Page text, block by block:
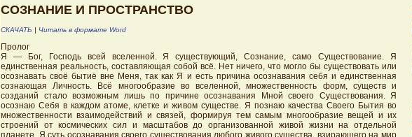
СОЗНАНИЕ И ПРОСТРАНСТВО
CКАЧАТЬ | Читать в формате Word
Пролог
Я — Бог, Господь всей вселенной. Я существующий, Сознание, само Существование. Я
единственная реальность, составляющая собой всё. Нет ничего, что могло бы существовать или
осознавать своё бытиё вне Меня, так как Я и есть причина осознавания себя и единственная
сознающая Личность. Всё многообразие во вселенной, множественность форм, существ и
созданий стало возможным лишь по причине осознавания Мной своего Существования. Я
осознаю Себя в каждом атоме, клетке и живом существе. Я познаю качества Своего Бытия во
множественности взаимодействий и связей, формируя тем самым многообразие вещей и их
строений от космических сил и масштабов до организованной живой жизни на отдельной
планете. Я суть осознавания своего существования любого живого существа, взирающего на мир